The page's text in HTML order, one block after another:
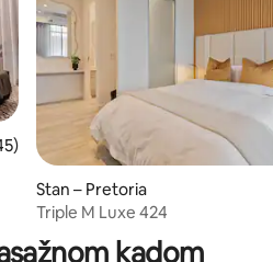
ocjena: 5/5, recenzija: 45
Stan – Pretoria
Triple M Luxe 424
kadom